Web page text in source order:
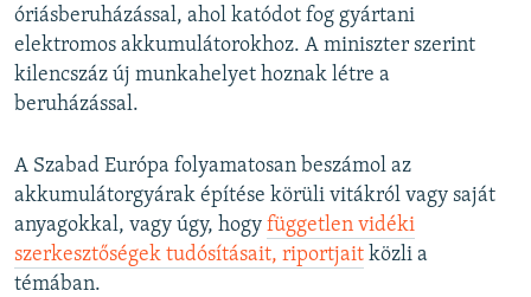
óriásberuházással, ahol katódot fog gyártani
elektromos akkumulátorokhoz. A miniszter szerint
kilencszáz új munkahelyet hoznak létre a
beruházással.
A Szabad Európa folyamatosan beszámol az
akkumulátorgyárak építése körüli vitákról vagy saját
anyagokkal, vagy úgy, hogy független vidéki
szerkesztőségek tudósításait, riportjait közli a
témában.